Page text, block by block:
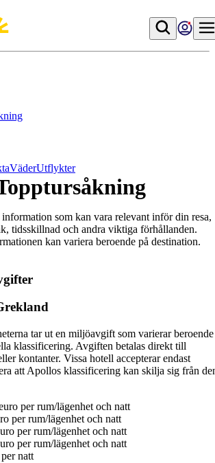
VäderUtflykter
som kan vara relevant inför din resa,
tidsskillnad och andra viktiga förhållanden.
kan variera beroende på destination.
tar ut en miljöavgift som varierar beroende
klassificering. Avgiften betalas direkt till
kontanter. Vissa hotell accepterar endast
att Apollos klassificering kan skilja sig från
per rum/lägenhet och natt
per rum/lägenhet och natt
per rum/lägenhet och natt
per rum/lägenhet och natt
natt